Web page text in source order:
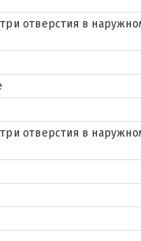
три отверстия в
три отверстия в